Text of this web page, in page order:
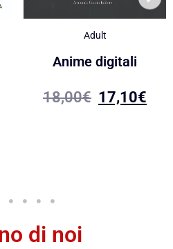
Adult
Anime digitali
18,00€ 17,10€
di noi